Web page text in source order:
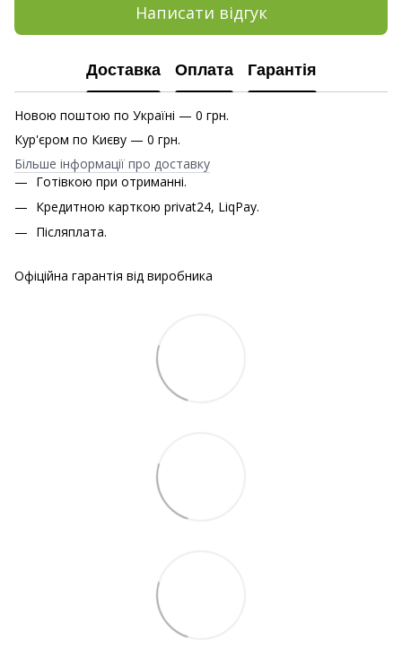
Написати відгук
Доставка Оплата Гарантія
Новою поштою по Україні — 0 грн.
Кур'єром по Києву — 0 грн.
Більше інформації про доставку
Готівкою при отриманні.
Кредитною карткою privat24, LiqPay.
Післяплата.
Офіційна гарантія від виробника